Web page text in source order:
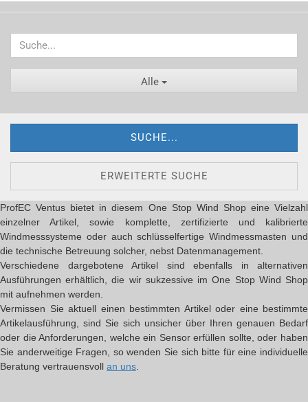
Alle
SUCHE...
ERWEITERTE SUCHE
ProfEC Ventus bietet in diesem One Stop Wind Shop eine Vielzahl
einzelner Artikel, sowie komplette, zertifizierte und kalibrierte
Windmesssysteme oder auch schlüsselfertige Windmessmasten und
die technische Betreuung solcher, nebst Datenmanagement.
Verschiedene dargebotene Artikel sind ebenfalls in alternativen
Ausführungen erhältlich, die wir sukzessive im One Stop Wind Shop
mit aufnehmen werden.
Vermissen Sie aktuell einen bestimmten Artikel oder eine bestimmte
Artikelausführung, sind Sie sich unsicher über Ihren genauen Bedarf
oder die Anforderungen, welche ein Sensor erfüllen sollte, oder haben
Sie anderweitige Fragen, so wenden Sie sich bitte für eine individuelle
Beratung vertrauensvoll an uns.